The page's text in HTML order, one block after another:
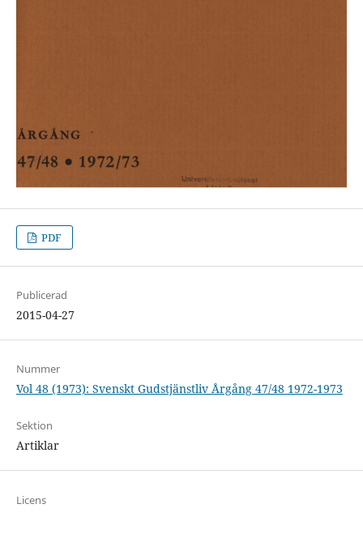
PDF
Publicerad
2015-04-27
Nummer
Vol 48 (1973): Svenskt Gudstjänstliv Årgång 47/48 1972-1973
Sektion
Artiklar
Licens